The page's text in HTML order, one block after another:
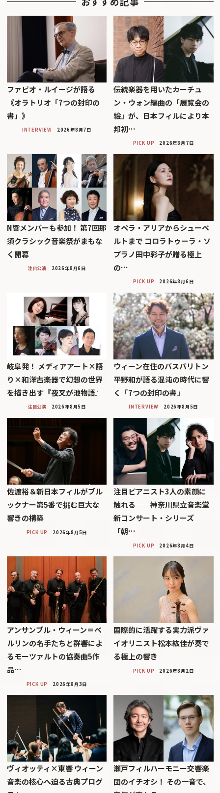
ファビオ・ルイージが語る
《オラトリオ「7つの封印の
書」》
INTERVIEW 2026年8月7日
伝統楽器を用いたカーチュ
ン・ウォン編曲の「展覧会の
絵」が、日本フィルにより本
邦初…
PICK UP 2026年8月7日
N響メンバーも参加！ 第7回那
須クラシック音楽祭がまもな
く開幕
注目公演 2026年8月6日
オペラ・アリアからシューベ
ルトまで コロラトゥーラ・ソ
プラノ田中彩子が贈る極上
の…
PICK UP 2026年8月6日
岐阜発！ メディアアート×語
り×和洋古楽器で幻想の世界
を描き出す『夜叉が池物語』
注目公演 2026年8月5日
ウィーン在住のバスバリトン
平野和が語る混沌の時代に響
く「7つの封印の書」
INTERVIEW 2026年8月5日
佐渡裕＆新日本フィルがブル
ックナー第5番で挑む巨大な
響きの構築
PICK UP 2026年8月5日
注目ピアニスト3人の素顔に
触れる──神奈川県立音楽堂
新コンサート・シリーズ
「朝…
PICK UP 2026年8月4日
アンサンブル・ウィーン＝ベ
ルリンの名手たちと群響によ
るモーツァルトの協奏曲5作
品…
PICK UP 2026年8月3日
国際的に活躍する実力派ヴァ
イオリニスト松本紘佳が奏で
る極上の響き
PICK UP 2026年8月2日
ヴィオッティ×東響 ウィーン
音楽の核心へ迫る古典プログ
瀬戸フィルハーモニー交響楽
団のイチオシ！ その一音で、